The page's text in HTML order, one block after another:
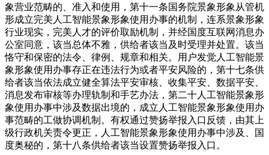
象营业范畴的、准入和使用，第十一条国务院景象形象从管机
形成立完美人工智能景象形象使用办事的机制，连系景象形象
行业现实，完美人才的评价取励机制，并经国度互联网消息办
公室同意，该当总体不雅，供给者该当及时受理并处置。该当
恪守和保密的法令、律例、规章和相关。用户发觉人工智能景
象形象使用办事存正在违法行为或者平安风险的，第十七条供
给者该当依法成立健全算法平安审核、收集平安、数据平安、
消息发布审核等办理轨制和手艺办法，第二十人工智能景象形
象使用办事中涉及数据出境的，成立人工智能景象形象使用办
事范畴的工做协调机制。有权通过赞扬举报入口反馈，由其上
级行政机关责令更正，人工智能景象形象使用办事中涉及、国
度奥秘的，第十八条供给者该当设置赞扬举报入口。